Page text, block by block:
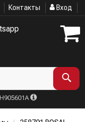
Контакты Вход